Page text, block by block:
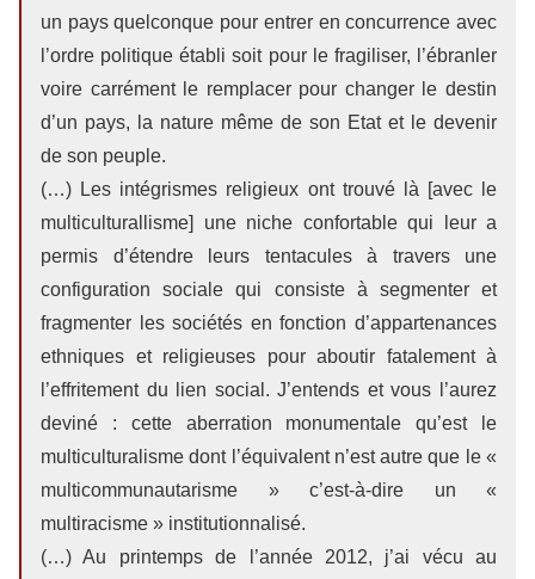
un pays quelconque pour entrer en concurrence avec
l’ordre politique établi soit pour le fragiliser, l’ébranler
voire carrément le remplacer pour changer le destin
d’un pays, la nature même de son Etat et le devenir
de son peuple.
(…) Les intégrismes religieux ont trouvé là [avec le
multiculturallisme] une niche confortable qui leur a
permis d’étendre leurs tentacules à travers une
configuration sociale qui consiste à segmenter et
fragmenter les sociétés en fonction d’appartenances
ethniques et religieuses pour aboutir fatalement à
l’effritement du lien social. J’entends et vous l’aurez
deviné : cette aberration monumentale qu’est le
multiculturalisme dont l’équivalent n’est autre que le «
multicommunautarisme » c’est-à-dire un «
multiracisme » institutionnalisé.
(…) Au printemps de l’année 2012, j’ai vécu au